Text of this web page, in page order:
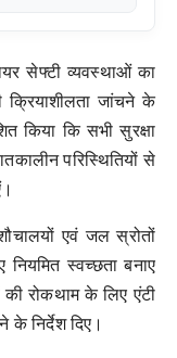
सेफ्टी व्यवस्थाओं का
क्रियाशीलता जांचने के
किया कि सभी सुरक्षा
परिस्थितियों से
एवं जल स्रोतों
स्वच्छता बनाए
की रोकथाम के लिए एंटी
के निर्देश दिए।